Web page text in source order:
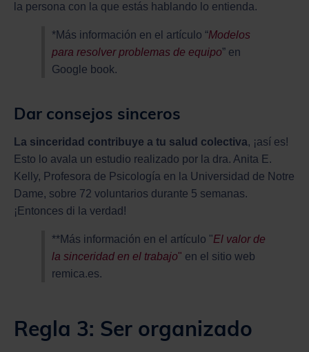
la persona con la que estás hablando lo entienda.
*Más información en el artículo “Modelos
para resolver problemas de equipo” en
Google book.
Dar consejos sinceros
La sinceridad contribuye a tu salud colectiva, ¡así es!
Esto lo avala un estudio realizado por la dra. Anita E.
Kelly, Profesora de Psicología en la Universidad de Notre
Dame, sobre 72 voluntarios durante 5 semanas.
¡Entonces di la verdad!
**Más información en el artículo "El valor de
la sinceridad en el trabajo" en el sitio web
remica.es.
Regla 3: Ser organizado